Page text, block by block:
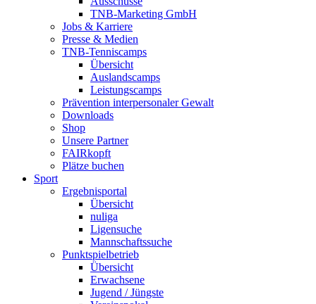
TNB-Marketing GmbH
Jobs & Karriere
Presse & Medien
TNB-Tenniscamps
Übersicht
Auslandscamps
Leistungscamps
Prävention interpersonaler Gewalt
Downloads
Shop
Unsere Partner
FAIRkopft
Plätze buchen
Sport
Ergebnisportal
Übersicht
nuliga
Ligensuche
Mannschaftssuche
Punktspielbetrieb
Übersicht
Erwachsene
Jugend / Jüngste